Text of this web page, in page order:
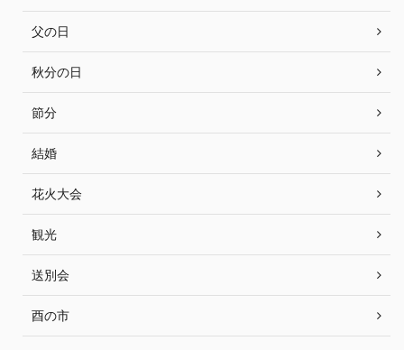
父の日
秋分の日
節分
結婚
花火大会
観光
送別会
酉の市